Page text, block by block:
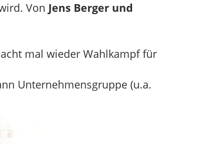
Von Jens Berger und
mal wieder Wahlkampf für
Unternehmensgruppe (u.a.